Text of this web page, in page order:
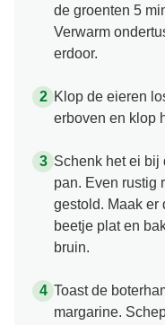
de groenten 5
Verwarm
erdoor.
Klop de eieren
erboven en klop
Schenk het ei bij
pan. Even rustig
gestold. Maak er
beetje plat en
bruin.
Toast de
margarine.